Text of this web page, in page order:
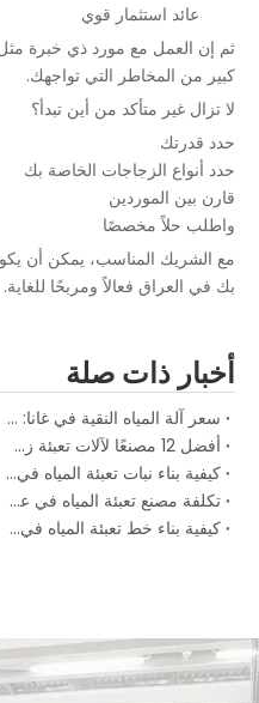
عائد استثمار قوي
كبير من المخاطر التي تواجهك.
لا تزال غير متأكد من أين تبدأ؟
حدد قدرتك
حدد أنواع الزجاجات الخاصة بك
قارن بين الموردين
واطلب حلاً مخصصًا
مع الشريك المناسب، يمكن أن
بك في العراق فعالاً ومربحًا للغاية.
أخبار ذات صلة
سعر آلة المياه النقية في غانا: دليل الاستثمار الكامل لعام 2026
أفضل 12 مصنعًا لآلات تعبئة زجاجات المياه في جنوب إفريقيا لعام 2026
كيفية بناء نبات تعبئة المياه في نيجيريا
تكلفة مصنع تعبئة المياه في عام 2026: دليل الأسعار الكامل لكل سعة إنتاجية
كيفية بناء خط تعبئة المياه في كينيا